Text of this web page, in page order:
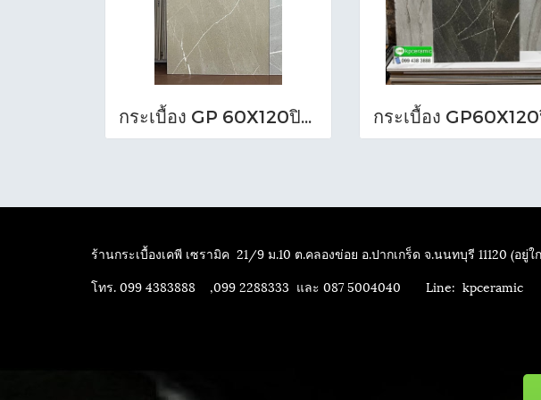
กระเบื้อง GP 60X120ปิอาเซนซ่า แซนด์ (HYG)NAT R/TPM
ร้านกระเบื้องเคพี เซรามิค 21/9 ม.10 ต.คลองข่อย อ.ปากเกร็ด จ.นนทบุรี 11120 (อ
โทร. 099 4383888 ,099 2288333 และ 087 5004040 Line: kpceramic